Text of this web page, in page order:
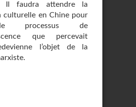
Il faudra attendre la
culturelle en Chine pour
processus de
que percevait
l’objet de la